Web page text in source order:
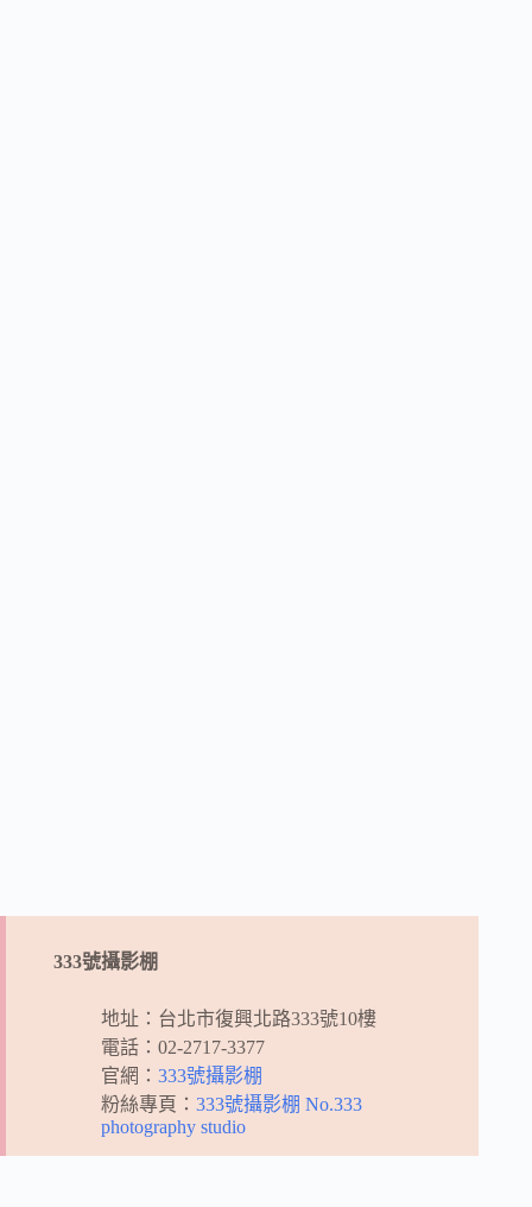
333號攝影棚
地址：台北市復興北路333號10樓
電話：02-2717-3377
官網： 333號攝影棚
粉絲專頁： 333號攝影棚 No.333
photography studio